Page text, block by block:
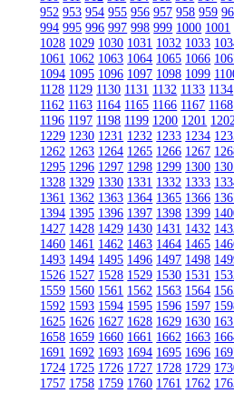
952 953 954 955 956 957 958 959
994 995 996 997 998 999 1000 1001
1028 1029 1030 1031 1032 1033
1061 1062 1063 1064 1065 1066
1094 1095 1096 1097 1098 1099
1128 1129 1130 1131 1132 1133 1134
1162 1163 1164 1165 1166 1167 1168
1196 1197 1198 1199 1200 1201 1202
1229 1230 1231 1232 1233 1234
1262 1263 1264 1265 1266 1267
1295 1296 1297 1298 1299 1300
1328 1329 1330 1331 1332 1333
1361 1362 1363 1364 1365 1366
1394 1395 1396 1397 1398 1399
1427 1428 1429 1430 1431 1432
1460 1461 1462 1463 1464 1465
1493 1494 1495 1496 1497 1498
1526 1527 1528 1529 1530 1531
1559 1560 1561 1562 1563 1564
1592 1593 1594 1595 1596 1597
1625 1626 1627 1628 1629 1630
1658 1659 1660 1661 1662 1663
1691 1692 1693 1694 1695 1696
1724 1725 1726 1727 1728 1729
1757 1758 1759 1760 1761 1762